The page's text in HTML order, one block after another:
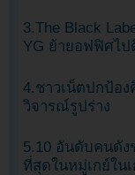
3.The Black
YG ย้ายอฟฟิศไ
4.ชาวเน็ตปกป้อ
วิจารณ์รูปร่าง
5.10 อันดับคนดั
ที่สุดในหมู่เกย์ใน